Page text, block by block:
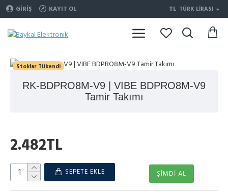
GIRIŞ KAYIT OL TL TÜRK LIRASI
Stoklar Tükendi
RK-BDPRO8M-V9 | VIBE BDPRO8M-V9
Tamir Takımı
2.482TL
SEPETE EKLE ŞIMDI AL